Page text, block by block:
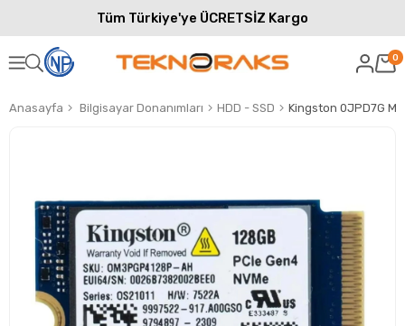
Tüm Türkiye'ye ÜCRETSİZ Kargo
0
Anasayfa Bilgisayar Donanımları HDD - SSD Kingston 0JPD7G